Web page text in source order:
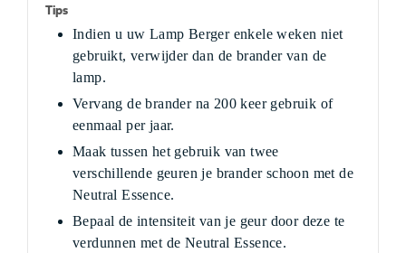
Tips
Indien u uw Lamp Berger enkele weken niet
gebruikt, verwijder dan de brander van de
lamp.
Vervang de brander na 200 keer gebruik of
eenmaal per jaar.
Maak tussen het gebruik van twee
verschillende geuren je brander schoon met de
Neutral Essence.
Bepaal de intensiteit van je geur door deze te
verdunnen met de Neutral Essence.